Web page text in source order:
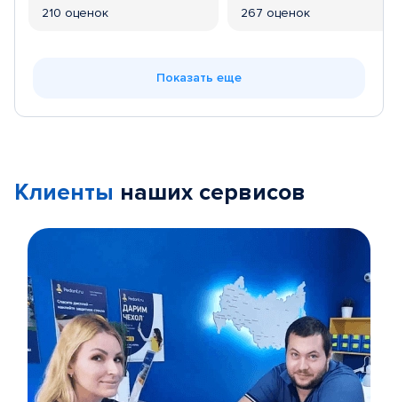
210 оценок 267 оценок
Показать еще
Клиенты наших сервисов